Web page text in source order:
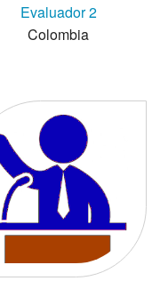
Evaluador 2
Colombia